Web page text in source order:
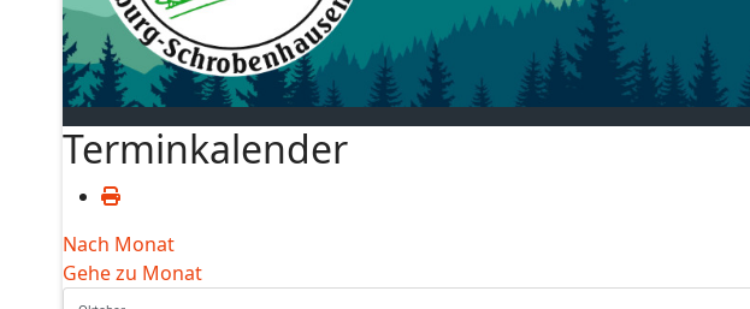
Terminkalender
Nach Monat
Gehe zu Monat